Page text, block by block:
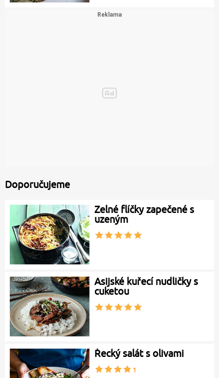
Doporučujeme
Zelné flíčky zapečené s
uzeným
Asijské kuřecí nudličky s
cuketou
Řecký salát s olivami